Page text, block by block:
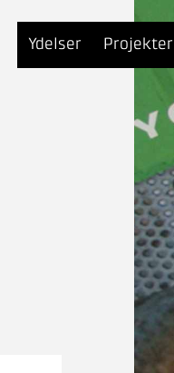
Ydelser Projekter